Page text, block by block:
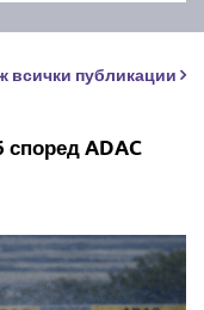
всички публикации
според ADAC